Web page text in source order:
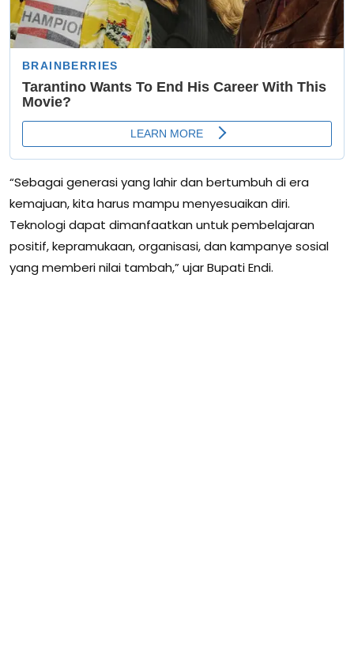
“Sebagai generasi yang lahir dan bertumbuh di era
kemajuan, kita harus mampu menyesuaikan diri.
Teknologi dapat dimanfaatkan untuk pembelajaran
positif, kepramukaan, organisasi, dan kampanye sosial
yang memberi nilai tambah,” ujar Bupati Endi.